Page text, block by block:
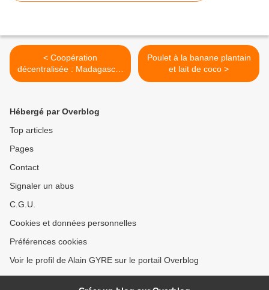
< Coopération
décentralisée : Madagascar
et la France, ensemble
Poulet à la banane plantain
et lait de coco >
Hébergé par Overblog
Top articles
Pages
Contact
Signaler un abus
C.G.U.
Cookies et données personnelles
Préférences cookies
Voir le profil de Alain GYRE sur le portail Overblog